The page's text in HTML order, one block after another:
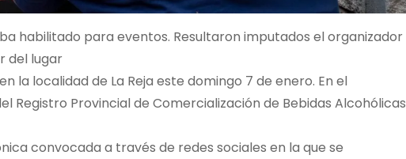
habilitado para eventos. Resultaron imputados el organizador
del lugar
la localidad de La Reja este domingo 7 de enero. En el
Provincial de Comercialización de Bebidas Alcohólicas
convocada a través de redes sociales en la que se